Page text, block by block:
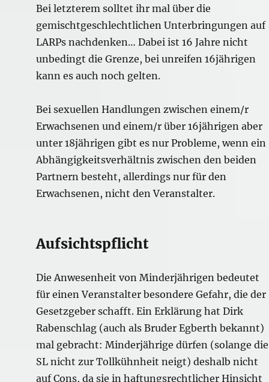
Bei letzterem solltet ihr mal über die
gemischtgeschlechtlichen Unterbringungen auf
LARPs nachdenken… Dabei ist 16 Jahre nicht
unbedingt die Grenze, bei unreifen 16jährigen
kann es auch noch gelten.
Bei sexuellen Handlungen zwischen einem/r
Erwachsenen und einem/r über 16jährigen aber
unter 18jährigen gibt es nur Probleme, wenn ein
Abhängigkeitsverhältnis zwischen den beiden
Partnern besteht, allerdings nur für den
Erwachsenen, nicht den Veranstalter.
Aufsichtspflicht
Die Anwesenheit von Minderjährigen bedeutet
für einen Veranstalter besondere Gefahr, die der
Gesetzgeber schafft. Ein Erklärung hat Dirk
Rabenschlag (auch als Bruder Egberth bekannt)
mal gebracht: Minderjährige dürfen (solange die
SL nicht zur Tollkühnheit neigt) deshalb nicht
auf Cons, da sie in haftungsrechtlicher Hinsicht